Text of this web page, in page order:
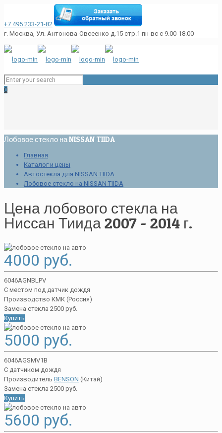
+7 495 233-21-82
г. Москва, Ул. Антонова-Овсеенко д.15 стр.1 пн-вс с 9.00-18.00
0
Лобовое стекло на NISSAN TIIDA
Главная
Каталог и цены
Автостекла для NISSAN TIIDA
Лобовое стекло на NISSAN TIIDA
Цена лобового стекла на
Ниссан Тиида 2007 - 2014 г.
4000 руб.
6046AGNBLPV
С местом под датчик дождя
Производство КМК (Россия)
Замена стекла 2500 руб.
Купить
5000 руб.
6046AGSMV1B
С датчиком дождя
Производитель BENSON (Китай)
Замена стекла 2500 руб.
Купить
5600 руб.